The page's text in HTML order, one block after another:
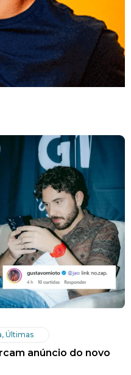
, Últimas
anúncio do novo